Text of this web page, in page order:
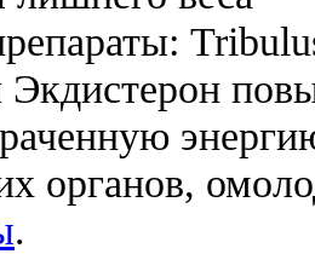
Экдистерон
органов,
.